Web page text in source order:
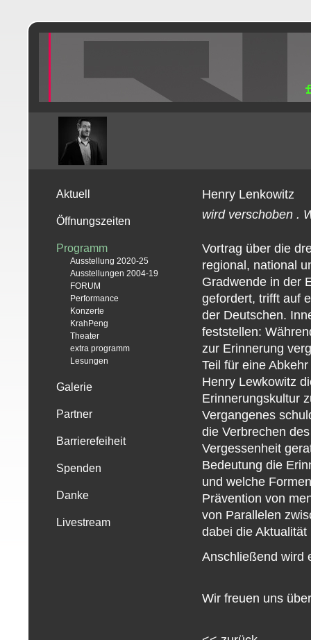
Aktuell
Öffnungszeiten
Programm
Ausstellung 2020-25
Ausstellungen 2004-19
FORUM
Performance
Konzerte
KrahPeng
Theater
extra programm
Lesungen
Galerie
Partner
Barrierefeiheit
Spenden
Danke
Livestream
Henry Lenkowitz
wird verschoben .
Vortrag über die
regional, national
Gradwende in der
gefordert, trifft auf
der Deutschen.
feststellen:
zur Erinnerung
Teil für eine
Henry Lewkowitz
Erinnerungskultur
Vergangenes
die Verbrechen
Vergessenheit
Bedeutung die
und welche
Prävention von
von Parallelen
dabei die
Anschließend wird
Wir freuen uns